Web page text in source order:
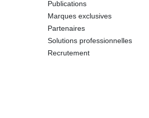
Publications
Marques exclusives
Partenaires
Solutions professionnelles
Recrutement